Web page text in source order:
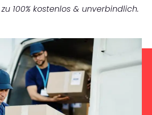
100% kostenlos & unverbindlich.